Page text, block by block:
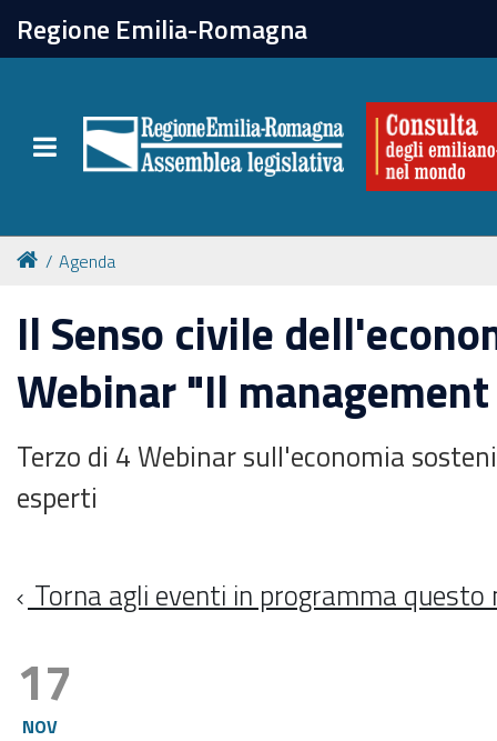
Regione Emilia-Romagna
Toggle navigation
chiudi
Attività
Per chi vive all'estero
Newsletter
Agenda
Il Senso civile
Webinar "Il
Terzo di 4 Webinar sull'economia
esperti
Torna agli eventi in programma questo
17
NOV